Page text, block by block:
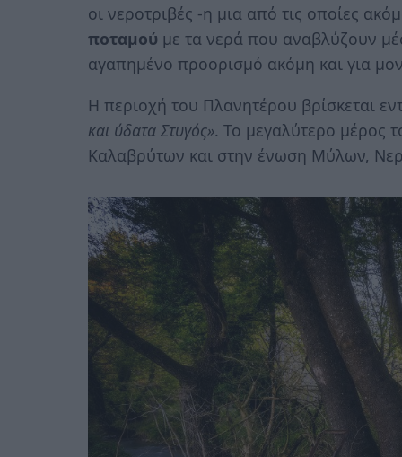
οι νεροτριβές -η μια από τις οποίες
ποταμού με τα νερά που αναβλύζουν
αγαπημένο προορισμό ακόμη και για
Η περιοχή του Πλανητέρου βρίσκεται
και ύδατα Στυγός». Το μεγαλύτερο μέρος
Καλαβρύτων και στην ένωση Μύλων,